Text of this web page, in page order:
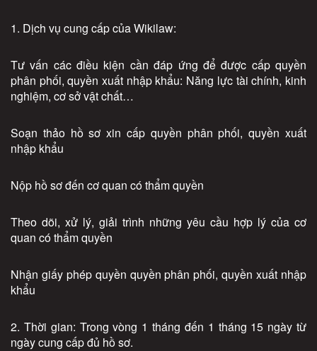
1. Dịch vụ cung cấp của Wikilaw:
Tư vấn các điều kiện cần đáp ứng để được cấp quyền
phân phối, quyền xuất nhập khẩu: Năng lực tài chính, kinh
nghiệm, cơ sở vật chất…
Soạn thảo hồ sơ xin cấp quyền phân phối, quyền xuất
nhập khẩu
Nộp hồ sơ đến cơ quan có thẩm quyền
Theo dõi, xử lý, giải trình những yêu cầu hợp lý của cơ
quan có thẩm quyền
Nhận giấy phép quyền quyền phân phối, quyền xuất nhập
khẩu
2. Thời gian: Trong vòng 1 tháng đến 1 tháng 15 ngày từ
ngày cung cấp đủ hồ sơ.